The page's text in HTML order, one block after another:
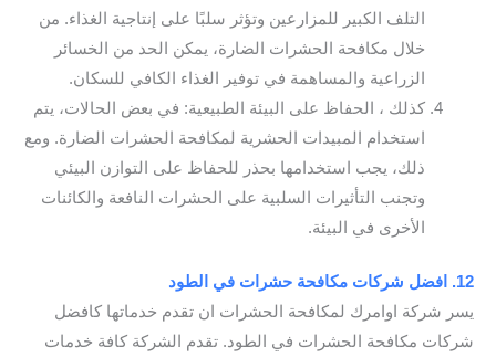
التلف الكبير للمزارعين وتؤثر سلبًا على إنتاجية الغذاء. من
خلال مكافحة الحشرات الضارة، يمكن الحد من الخسائر
الزراعية والمساهمة في توفير الغذاء الكافي للسكان.
كذلك ، الحفاظ على البيئة الطبيعية: في بعض الحالات، يتم
استخدام المبيدات الحشرية لمكافحة الحشرات الضارة. ومع
ذلك، يجب استخدامها بحذر للحفاظ على التوازن البيئي
وتجنب التأثيرات السلبية على الحشرات النافعة والكائنات
الأخرى في البيئة.
12. افضل شركات مكافحة حشرات في الطود
يسر شركة اوامرك لمكافحة الحشرات ان تقدم خدماتها كافضل
شركات مكافحة الحشرات في الطود. تقدم الشركة كافة خدمات